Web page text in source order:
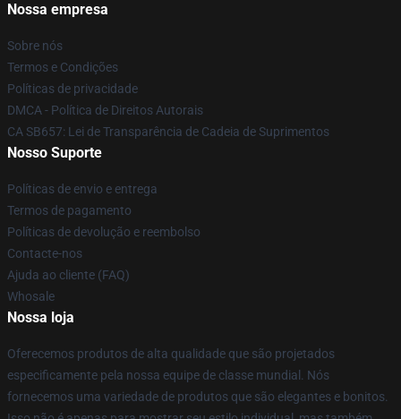
Nossa empresa
Sobre nós
Termos e Condições
Políticas de privacidade
DMCA - Política de Direitos Autorais
CA SB657: Lei de Transparência de Cadeia de Suprimentos
Nosso Suporte
Políticas de envio e entrega
Termos de pagamento
Políticas de devolução e reembolso
Contacte-nos
Ajuda ao cliente (FAQ)
Whosale
Nossa loja
Oferecemos produtos de alta qualidade que são projetados
especificamente pela nossa equipe de classe mundial. Nós
fornecemos uma variedade de produtos que são elegantes e bonitos.